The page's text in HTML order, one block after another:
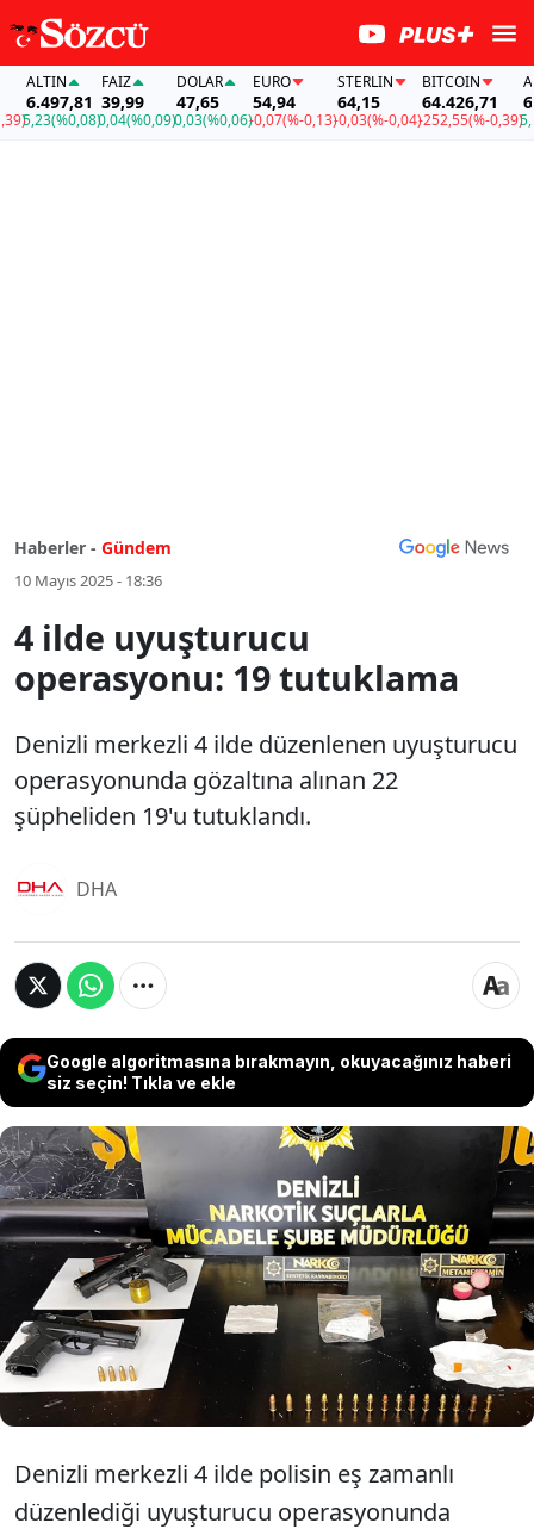
ALTIN
6.497,81
5,23(%0,08)
FAİZ
39,99
0,04(%0,09)
DOLAR
47,65
0,03(%0,06)
EURO
54,94
-0,07(%-0,13)
STERLIN
64,15
-0,03(%-0,04)
BITCOIN
64.426,71
-252,55(%-0,39)5,23
Haberler - Gündem
10 Mayıs 2025 - 18:36
4 ilde uyuşturucu
operasyonu: 19 tutuklama
Denizli merkezli 4 ilde düzenlenen uyuşturucu
operasyonunda gözaltına alınan 22
şüpheliden 19'u tutuklandı.
DHA
Google algoritmasına bırakmayın, okuyacağınız haberi
siz seçin! Tıkla ve ekle
Denizli merkezli 4 ilde düzenlenen
uyuşturucu operasyonunda gözaltına
alınan 22 şüpheliden 19'u tutuklandı.
Denizli merkezli 4 ilde polisin eş zamanlı
düzenlediği uyuşturucu operasyonunda